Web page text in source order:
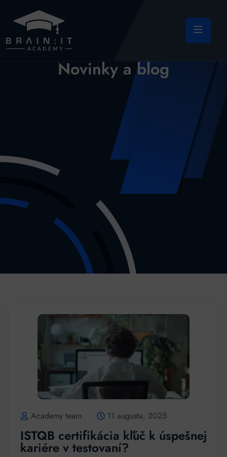
Novinky a blog
Academy team 11 augusta, 2025
ISTQB certifikácia kľúč k úspešnej
kariére v testovaní?